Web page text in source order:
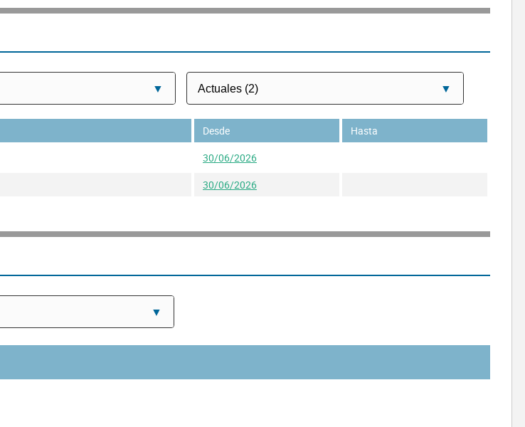
Desde
Hasta
30/06/2026
30/06/2026